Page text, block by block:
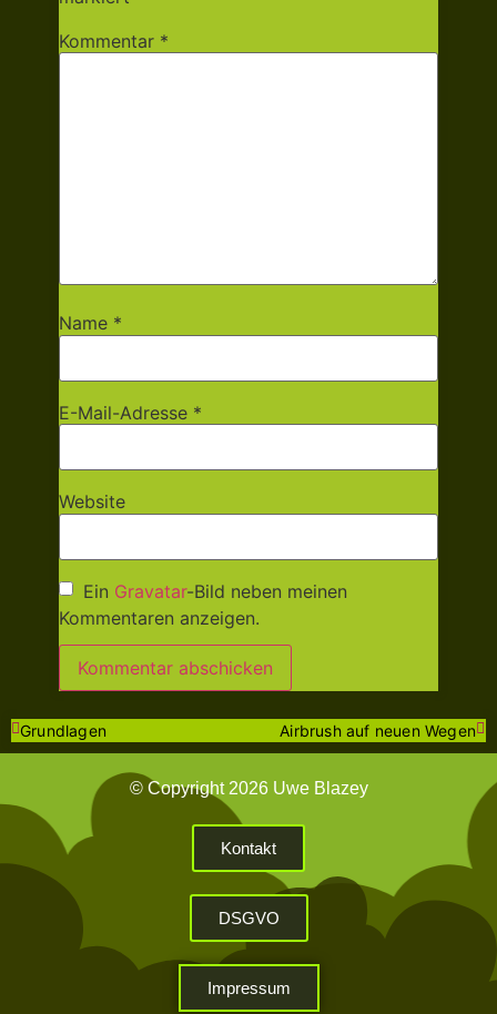
Kommentar *
Name *
E-Mail-Adresse *
Website
Ein Gravatar-Bild neben meinen
Kommentaren anzeigen.
Grundlagen Airbrush auf neuen Wegen
© Copyright 2026 Uwe Blazey
Kontakt
DSGVO
Impressum